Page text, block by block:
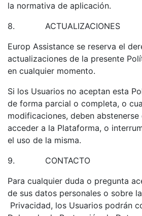
la normativa de aplicación.
8.
ACTUALIZACIONES
Europ Assistance se reserva el
actualizaciones de la presente
en cualquier momento.
Si los Usuarios no aceptan esta
de forma parcial o completa, o
modificaciones, deben
acceder a la Plataforma, o
el uso de la misma.
9.
CONTACTO
Para cualquier duda o pregunta
de sus datos personales o sobre
Privacidad, los Usuarios podrán